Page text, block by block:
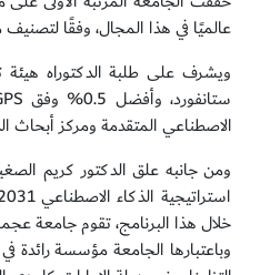
عالميًا في هذا المجال، وفقًا
الاصطناعي المتقدمة ومركز أبحاث
ومن جانبه علق الدكتور كريم
خلال هذا البرنامج، تقوم جامعة
وباعتبارها الجامعة مؤسسة رائدة